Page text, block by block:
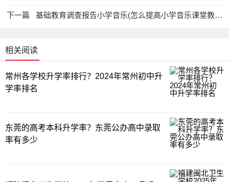
下一篇 基础教育调查报告小学音乐(怎么提高小学音乐课堂教学有效性的策略研究)教育资讯网-教育行业资讯百科大全
相关阅读
常州各学校升学率排行？2024年常州初中升
学率排名
东莞的高考本科升学率？东莞公办高中录取
率有多少